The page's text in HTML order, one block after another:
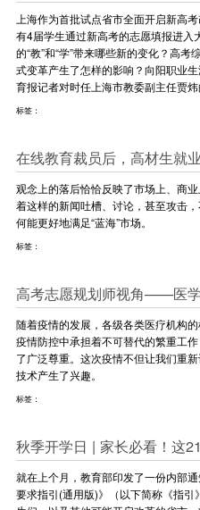
上海作为首批试点省市全面开启新高
有4届学生通过新高考的志愿填报进入
的“教”和“学”带来哪些新的变化？高
式变革产生了怎样的影响？向阳职业
育报记者对时任上海市教委副主任贾炜
标签：
观念上的落后恰恰反映了市场上、商
着这样的新闻吐槽、讨论，甚至攻击
何能更好地满足“蓝海”市场。
标签：
随着疫情的发展，各级各类医疗机构
疫情防控中承担着不可替代的繁重工
了广泛尊重。这次疫情不但让我们重
技术产生了兴趣。
标签：
就在上个月，教育部印发了一份内部
要求指引(通用版)》（以下简称《指